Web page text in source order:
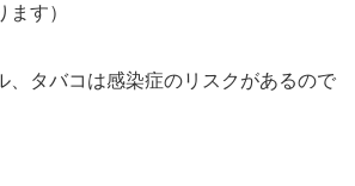
す）
、タバコは感染症のリスクがあるので